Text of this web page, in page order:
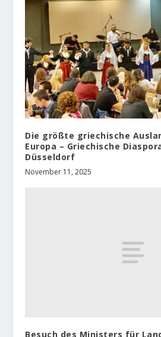
Die größte griechische
Europa – Griechische
Düsseldorf
November 11, 2025
Besuch des Ministers für